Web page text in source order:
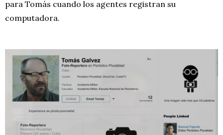
para Tomás cuando los agentes registran su
computadora.